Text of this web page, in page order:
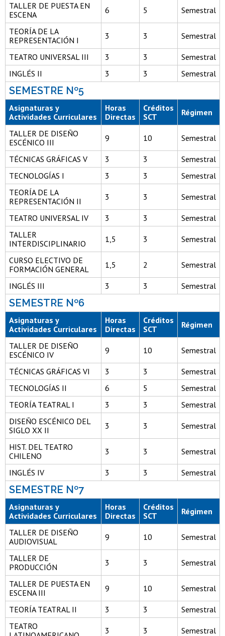
TALLER DE PUESTA EN
ESCENA
6 5 Semestral
TEORÍA DE LA
REPRESENTACIÓN I
3 3 Semestral
TEATRO UNIVERSAL III 3 3
Semestral
INGLÉS II
3 3 Semestral
SEMESTRE Nº5
Asignaturas y
Actividades Curriculares
Horas
Directas
Créditos
SCT
Régimen
TALLER DE DISEÑO
ESCÉNICO III
9 10 Semestral
TÉCNICAS GRÁFICAS V 3 3
Semestral
TECNOLOGÍAS I
3 3
Semestral
TEORÍA DE LA
REPRESENTACIÓN II
3 3 Semestral
TEATRO UNIVERSAL IV 3 3
Semestral
TALLER
INTERDISCIPLINARIO
1,5 3 Semestral
CURSO ELECTIVO DE
FORMACIÓN GENERAL
1,5 2 Semestral
INGLÉS III 3 3 Semestral
SEMESTRE Nº6
Asignaturas y
Actividades Curriculares
Horas
Directas
Créditos
SCT
Régimen
TALLER DE DISEÑO
ESCÉNICO IV
9 10 Semestral
TÉCNICAS GRÁFICAS VI 3 3
Semestral
TECNOLOGÍAS II
6 5
Semestral
TEORÍA TEATRAL I
3 3
Semestral
DISEÑO ESCÉNICO DEL
SIGLO XX II
3 3 Semestral
HIST. DEL TEATRO
CHILENO
3 3 Semestral
INGLÉS IV 3 3 Semestral
SEMESTRE Nº7
Asignaturas y
Actividades Curriculares
Horas
Directas
Créditos
SCT
Régimen
TALLER DE DISEÑO
AUDIOVISUAL
9 10 Semestral
TALLER DE
PRODUCCIÓN
3 3 Semestral
TALLER DE PUESTA EN
ESCENA III
9 10 Semestral
TEORÍA TEATRAL II 3 3
Semestral
TEATRO
3 3 Semestral